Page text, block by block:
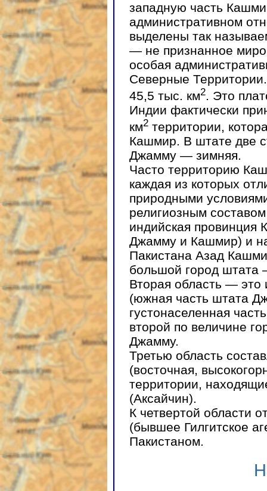
западную часть
административном
выделены так
— не признанное
особая
Северные
45,5 тыс. км2. Это
Индии фактически
км2 территории,
Кашмир. В штате две
Джамму — зимняя.
Часто территорию
каждая из которых
природными
религиозным
индийская провинция
Джамму и Кашмир) и
Пакистана Азад
большой город штата
Вторая область — это
(южная часть штата
густонаселенная
второй по величине
Джамму.
Третью область
(восточная,
территории,
(Аксайчин).
К четвертой области
(бывшее Гилгитское
Пакистаном.